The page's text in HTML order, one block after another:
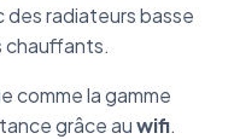
radiateurs basse
chauffants.
comme la gamme
grâce auwifi.